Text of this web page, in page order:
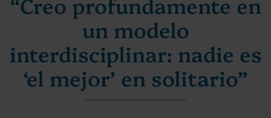
un modelo
interdisciplinar: nadie es
‘el mejor’ en solitario”